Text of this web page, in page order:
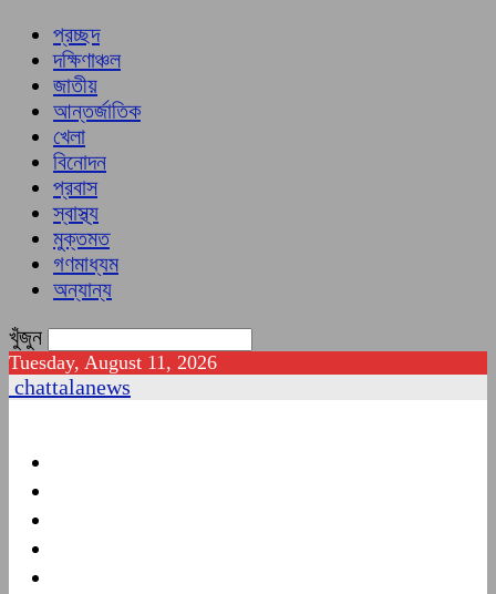
প্রচ্ছদ
দক্ষিণাঞ্চল
জাতীয়
আন্তর্জাতিক
খেলা
বিনোদন
প্রবাস
স্বাস্থ্য
মুক্তমত
গণমাধ্যম
অন্যান্য
খুঁজুন
Tuesday, August 11, 2026
chattalanews